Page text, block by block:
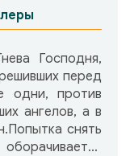
Господня,
перед
одни, против
ангелов, а в
снять